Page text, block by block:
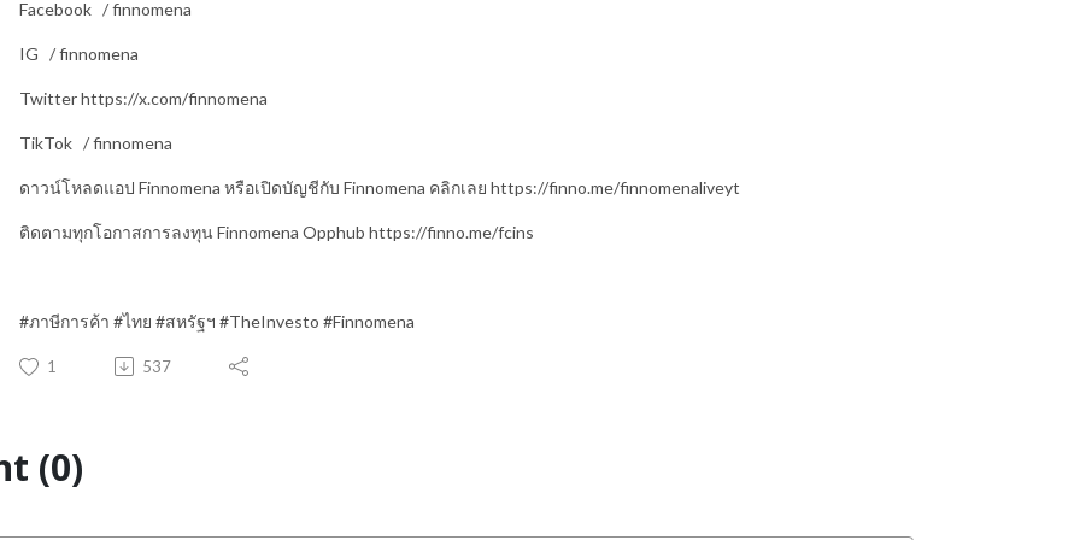
Facebook / finnomena
IG / finnomena
Twitter https://x.com/finnomena
TikTok / finnomena
ดาวน์โหลดแอป Finnomena หรือเปิดบัญชีกับ Finnomena คลิกเลย https://finno.me/finnomenaliveyt
ติดตามทุกโอกาสการลงทุน Finnomena Opphub https://finno.me/fcins
#ภาษีการค้า #ไทย #สหรัฐฯ #TheInvesto #Finnomena
1 537
(0)